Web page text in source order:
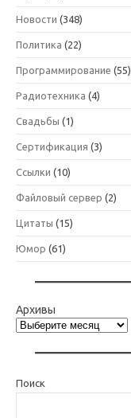
Новости (348)
Политика (22)
Программирование (55)
Радиотехника (4)
Свадьбы (1)
Сертификация (3)
Ссылки (10)
Файловый сервер (2)
Цитаты (15)
Юмор (61)
Архивы
Поиск